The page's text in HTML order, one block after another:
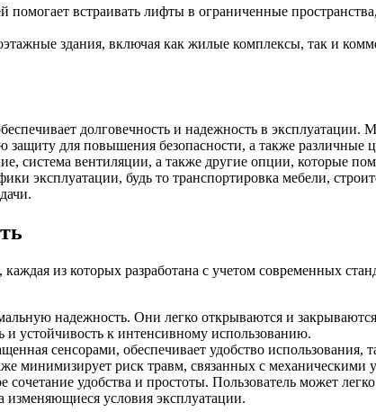
встраивать лифты в ограниченные
здания, включая как жилые комплексы, так и
долговечность и надежность в эксплуатации.
для повышения безопасности, а также
система вентиляции, а также другие опции, которые
эксплуатации, будь то транспортировка мебели,
из которых разработана с учетом современных
надежность. Они легко открываются и
и устойчивость к интенсивному использованию.
сенсорами, обеспечивает удобство
минимизирует риск травм, связанных с
удобства и простоты. Пользователь может
изменяющиеся условия эксплуатации.